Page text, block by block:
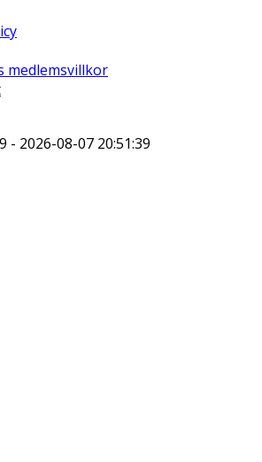
medlemsvillkor
- 2026-08-07 20:51:39